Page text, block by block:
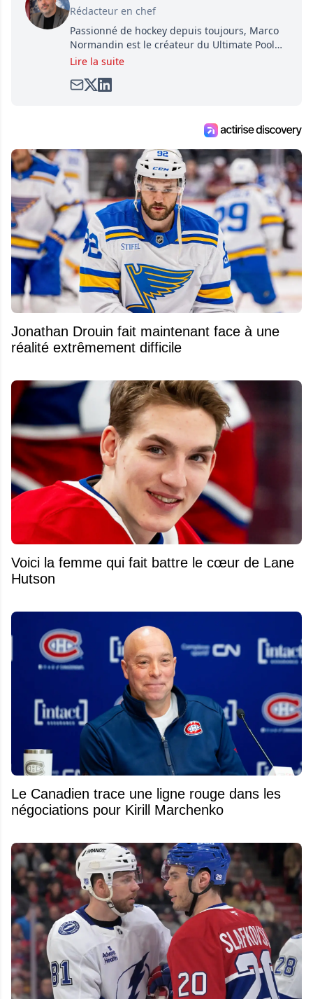
Rédacteur en chef
Passionné de hockey depuis toujours, Marco
Normandin est le créateur du Ultimate Pool
Preview, une référence mondiale en guide de
satirique de hockey, Définitivement, Pierre.
entourant la LNH et en faire bénéficier les
Lire la suite
Jonathan Drouin fait maintenant face à une
réalité extrêmement difficile
Voici la femme qui fait battre le cœur de Lane
Hutson
Le Canadien trace une ligne rouge dans les
négociations pour Kirill Marchenko